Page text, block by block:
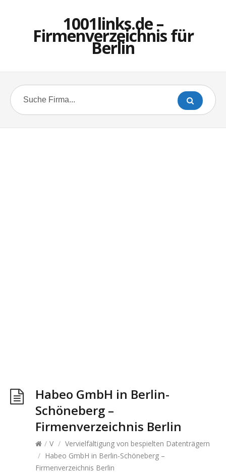
1001links.de –
Firmenverzeichnis für
Berlin
Habeo GmbH in Berlin-
Schöneberg –
Firmenverzeichnis Berlin
/ V / Vervielfältigung von bespielten Datenträgern
/ Habeo GmbH in Berlin-Schöneberg –
Firmenverzeichnis Berlin